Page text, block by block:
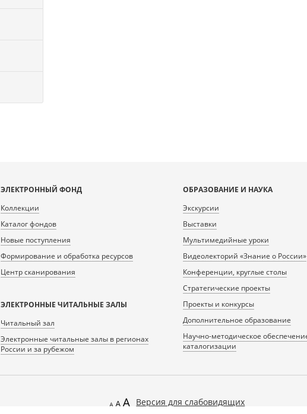
ЭЛЕКТРОННЫЙ ФОНД
Коллекции
Каталог фондов
Новые поступления
Формирование и обработка ресурсов
Центр сканирования
ЭЛЕКТРОННЫЕ ЧИТАЛЬНЫЕ ЗАЛЫ
Читальный зал
Электронные читальные залы в регионах
России и за рубежом
ОБРАЗОВАНИЕ И НАУКА
Экскурсии
Выставки
Мультимедийные уроки
Видеолекторий «Знание о России»
Конференции, круглые столы
Стратегические проекты
Проекты и конкурсы
Дополнительное образование
Научно-методическое
каталогизации
Версия для слабовидящих